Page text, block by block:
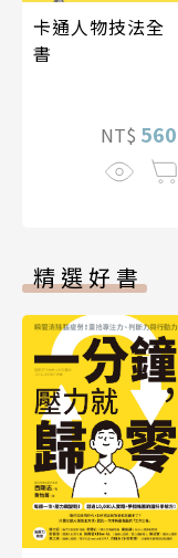
卡通人物技法全
書
NT$ 560
精選好書